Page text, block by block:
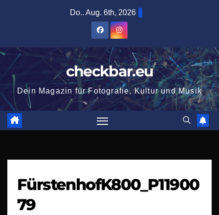
Do.. Aug. 6th, 2026
checkbar.eu
Dein Magazin für Fotografie, Kultur und Musik
FürstenhofK800_P11900
79